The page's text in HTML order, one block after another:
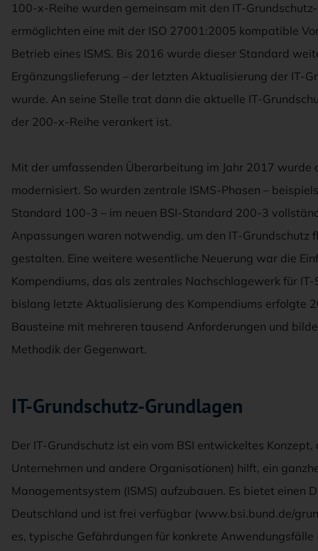
100-x-Reihe wurden gemeinsam mit den IT-
ermöglichten eine mit der ISO 27001:2005 kompatible
Betrieb eines ISMS. Bis 2016 wurde dieser Standard
Ergänzungslieferung – der letzten Aktualisierung der IT-
wurde. An seine Stelle trat dann die aktuelle IT-
der 200-x-Reihe verankert ist.
Mit der umfassenden Überarbeitung im Jahr 2017 wurde
modernisiert. So wurden zentrale ISMS-Phasen –
Standard 100-3 – im neuen BSI-Standard 200-3
Anpassungen waren notwendig, um den IT-Grundschutz
gestalten. Eine weitere wesentliche Neuerung war die
Kompendiums, das als zentrales Nachschlagewerk für
bislang letzte Aktualisierung des Kompendiums erfolgte
Bausteine mit mehreren tausend Anforderungen und
Methodik der Gegenwart.
IT-Grundschutz-Grundlagen
Der IT-Grundschutz ist ein vom BSI entwickeltes
Unternehmen und andere Organisationen) hilft, ein
Managementsystem (ISMS) aufzubauen. Es bietet einen
Deutschland und ist frei verfügbar (www.bsi.bund.de/
es, typische Gefährdungen für konkrete